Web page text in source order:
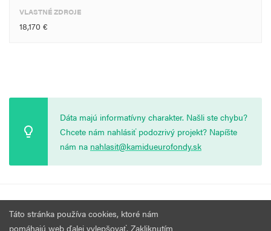
VLASTNÉ ZDROJE
18,170 €
Dáta majú informatívny charakter. Našli ste chybu?
Chcete nám nahlásiť podozrivý projekt? Napíšte
nám na nahlasit@kamidueurofondy.sk
Všetky práva vyhradené.
Táto stránka používa cookies, ktoré nám
pomáhajú web ďalej vylepšovať. Zakliknutím